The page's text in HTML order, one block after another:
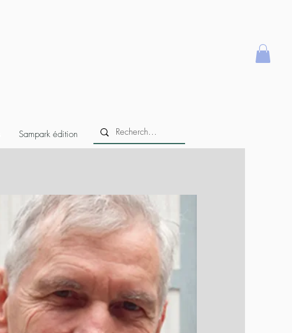
Sampark édition